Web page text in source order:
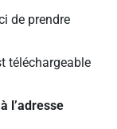
de prendre
téléchargeable
l’adresse